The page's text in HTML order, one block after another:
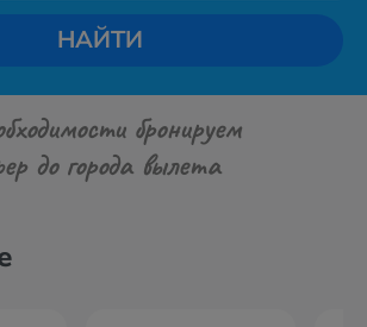
НАЙТИ
бронируем
до города вылета